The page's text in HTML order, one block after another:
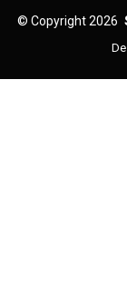
© Copyright 2026